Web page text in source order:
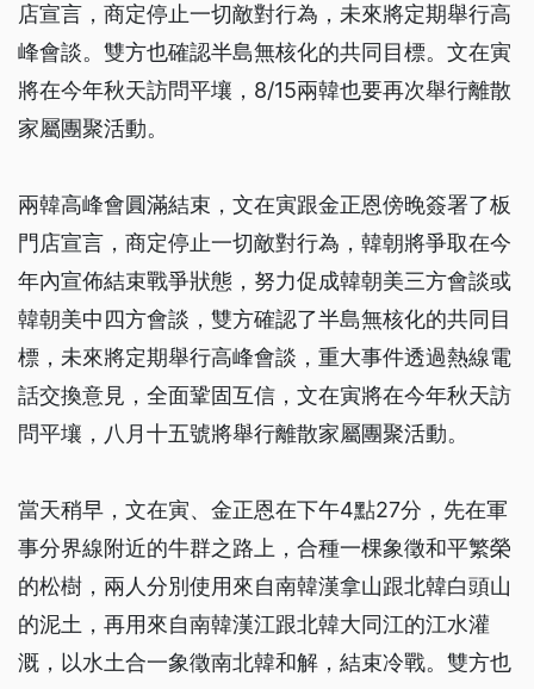
店宣言，商定停止一切敵對行為，未來將定期舉行高
峰會談。雙方也確認半島無核化的共同目標。文在寅
將在今年秋天訪問平壤，8/15兩韓也要再次舉行離散
家屬團聚活動。
兩韓高峰會圓滿結束，文在寅跟金正恩傍晚簽署了板
門店宣言，商定停止一切敵對行為，韓朝將爭取在今
年內宣佈結束戰爭狀態，努力促成韓朝美三方會談或
韓朝美中四方會談，雙方確認了半島無核化的共同目
標，未來將定期舉行高峰會談，重大事件透過熱線電
話交換意見，全面鞏固互信，文在寅將在今年秋天訪
問平壤，八月十五號將舉行離散家屬團聚活動。
當天稍早，文在寅、金正恩在下午4點27分，先在軍
事分界線附近的牛群之路上，合種一棵象徵和平繁榮
的松樹，兩人分別使用來自南韓漢拿山跟北韓白頭山
的泥土，再用來自南韓漢江跟北韓大同江的江水灌
溉，以水土合一象徵南北韓和解，結束冷戰。雙方也